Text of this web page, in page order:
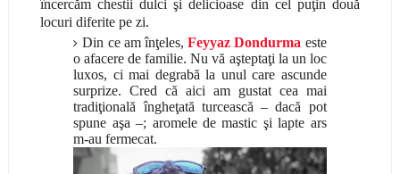
încercăm chestii dulci şi delicioase din cel puţin două
locuri diferite pe zi.
Din ce am înţeles,Feyyaz Dondurma este
o afacere de familie. Nu vă aşteptaţi la un loc
luxos, ci mai degrabă la unul care ascunde
surprize. Cred că aici am gustat cea mai
tradiţională îngheţată turcească – dacă pot
spune aşa –; aromele de mastic şi lapte ars
m-au fermecat.